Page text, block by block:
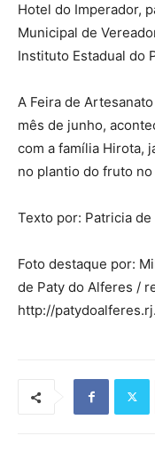
Hotel do Imperador,
Municipal de
Instituto Estadual do
A Feira de
mês de junho,
com a família Hirota,
no plantio do fruto no
Texto por: Patricia de
Foto destaque por:
de Paty do Alferes /
http://